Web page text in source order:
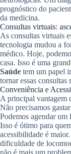
prognóstico do
da medicina.
Consultas virtuais:
As consultas virtuais
tecnologia mudou a
médico. Hoje,
casa. Isso é uma
Saúde tem um papel
tornar essas consultas
Conveniência e
A principal vantagem
Não precisamos
Podemos agendar um
Isso é ótimo para
acessibilidade é
dificuldade de
não é mais um